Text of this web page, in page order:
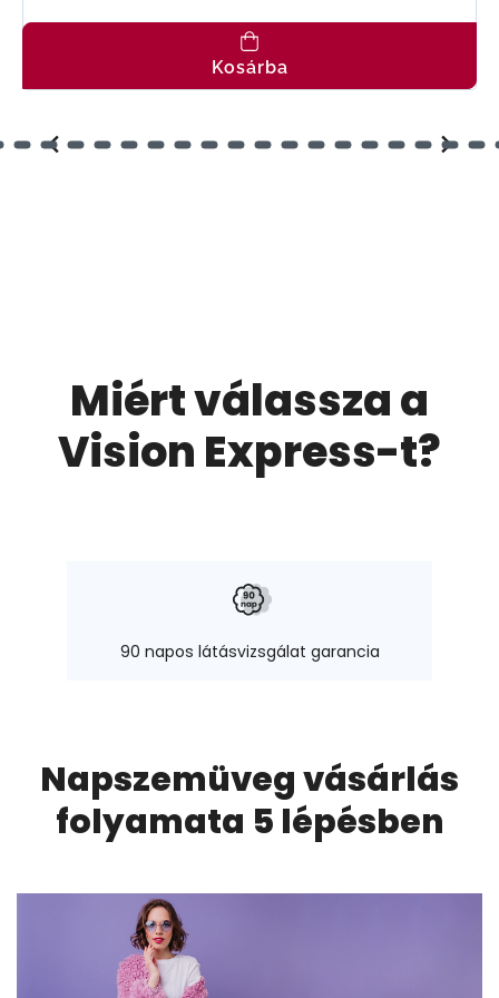
Kosárba
Miért válassza a
Vision Express-t?
90 napos látásvizsgálat garancia
Napszemüveg vásárlás
folyamata 5 lépésben